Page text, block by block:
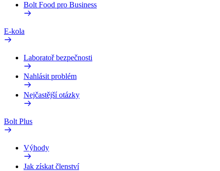
Bolt Food pro Business
E-kola
Laboratoř bezpečnosti
Nahlásit problém
Nejčastější otázky
Bolt Plus
Výhody
Jak získat členství